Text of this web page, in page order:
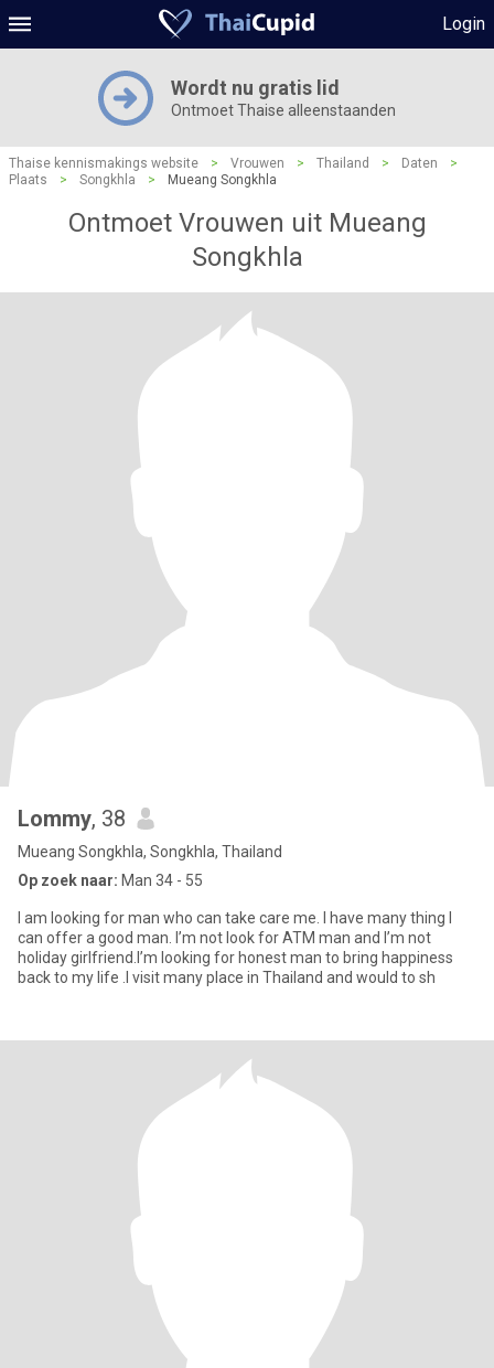
Login
Wordt nu gratis lid
Ontmoet Thaise alleenstaanden
Thaise kennismakings website > Vrouwen > Thailand > Daten
>
Plaats
> Songkhla > Mueang Songkhla
Ontmoet Vrouwen uit Mueang
Songkhla
Lommy, 38
Mueang Songkhla, Songkhla, Thailand
Op zoek naar: Man 34 - 55
I am looking for man who can take care me. I have many thing I
can offer a good man. I’m not look for ATM man and I’m not
holiday girlfriend.I’m looking for honest man to bring happiness
back to my life .I visit many place in Thailand and would to sh